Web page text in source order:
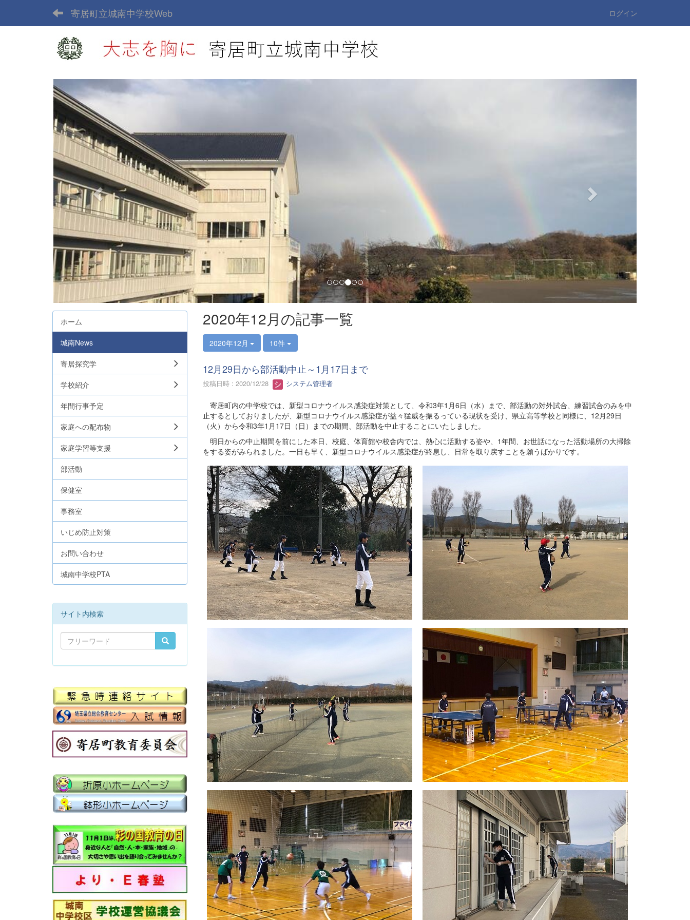
寄居町立城南中学校Web ログイン
p
r
e
v
i
o
u
s
2020年12月の記事一覧
2020年12月 10件
12月29日から部活動中止～1月17日まで
投稿日時 : 2020/12/28 システム管理者
寄居町内の中学校では、新型コロナウイルス感染症対策として、令和3年1月6日（水）まで、部活動の対外試合、練習試合のみを中
止するとしておりましたが、新型コロナウイルス感染症が益々猛威を振るっている現状を受け、県立高等学校と同様に、12月29日
（火）から令和3年1月17日（日）までの期間、部活動を中止することにいたしました。
明日からの中止期間を前にした本日、校庭、体育館や校舎内では、熱心に活動する姿や、1年間、お世話になった活動場所の大掃除
をする姿がみられました。一日も早く、新型コロナウイルス感染症が終息し、日常を取り戻すことを願うばかりです。
ホーム
城南News
寄居探究学
学校紹介
年間行事予定
家庭への配布物
家庭学習等支援
部活動
保健室
事務室
いじめ防止対策
お問い合わせ
城南中学校PTA
サイト内検索